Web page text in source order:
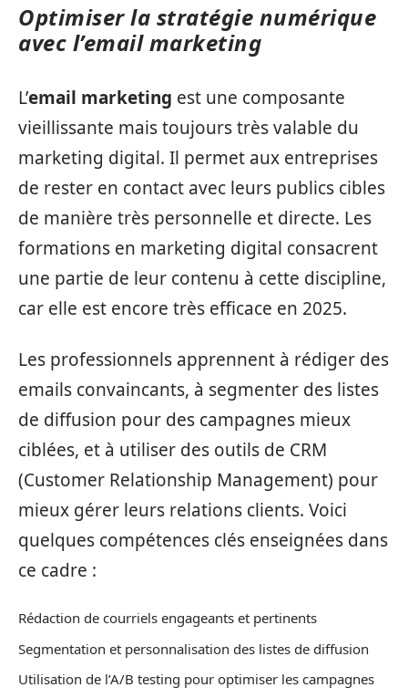
Optimiser la stratégie numérique
avec l’email marketing
L’email marketing est une composante
vieillissante mais toujours très valable du
marketing digital. Il permet aux entreprises
de rester en contact avec leurs publics cibles
de manière très personnelle et directe. Les
formations en marketing digital consacrent
une partie de leur contenu à cette discipline,
car elle est encore très efficace en 2025.
Les professionnels apprennent à rédiger des
emails convaincants, à segmenter des listes
de diffusion pour des campagnes mieux
ciblées, et à utiliser des outils de CRM
(Customer Relationship Management) pour
mieux gérer leurs relations clients. Voici
quelques compétences clés enseignées dans
ce cadre :
Rédaction de courriels engageants et pertinents
Segmentation et personnalisation des listes de diffusion
Utilisation de l’A/B testing pour optimiser les campagnes